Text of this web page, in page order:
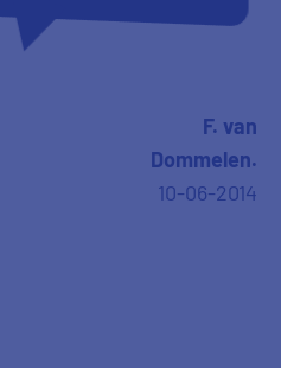
F. van
Dommelen.
10-06-2014